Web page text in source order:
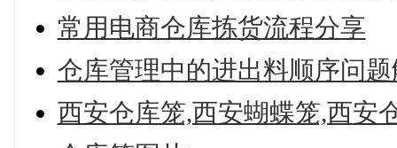
常用电商仓库拣货流程分享
仓库管理中的进出料顺序问
西安仓库笼,西安蝴蝶笼,西安